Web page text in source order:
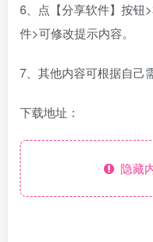
6、点【分享软件】按钮
件>可修改提示内容。
7、其他内容可根据自己
下载地址：
隐藏